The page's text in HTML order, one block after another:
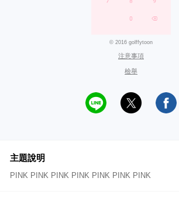
© 2016 golffytoon
注意事項
檢舉
主題說明
PINK PINK PINK PINK PINK PINK PINK